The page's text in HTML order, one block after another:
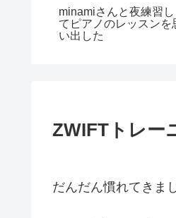
minamiさんと夜練習し
てピアノのレッスンを
い出した
ZWIFTトレー
だんだん慣れてきま